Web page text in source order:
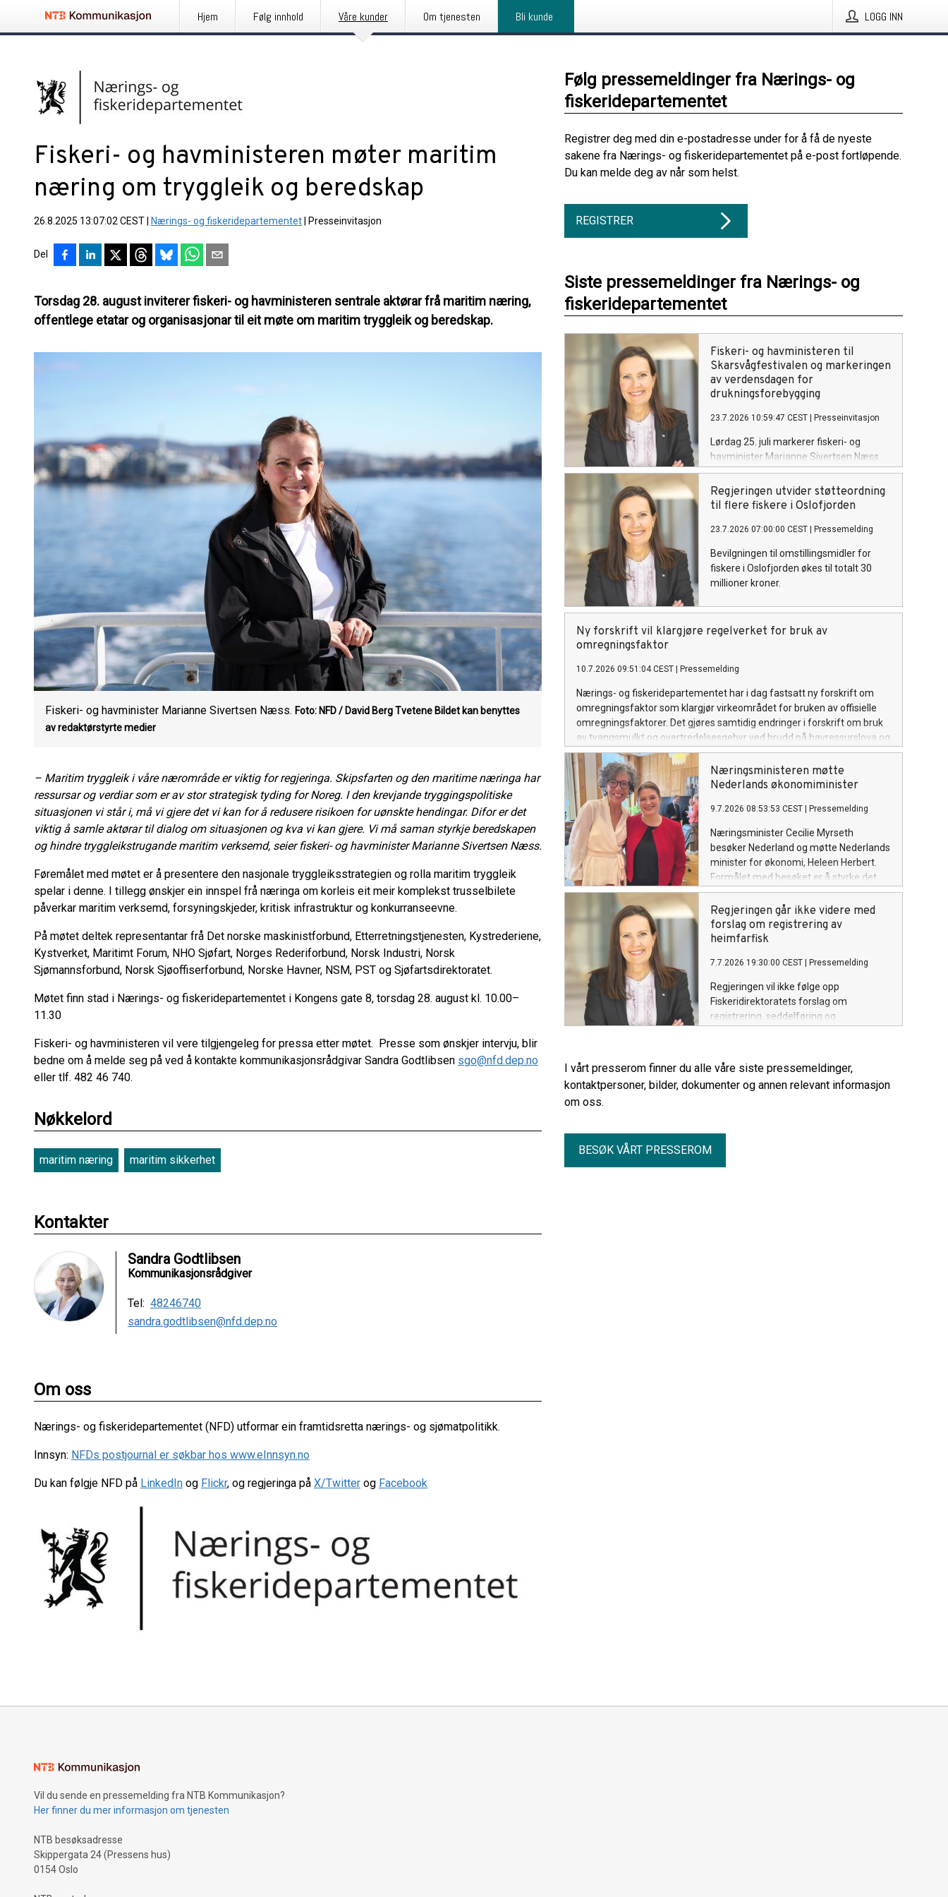
Hjem Følg innhold Våre kunder Om tjenesten Bli kunde LOGG INN
Fiskeri- og havministeren møter maritim
næring om tryggleik og beredskap
26.8.2025 13:07:02 CEST Nærings- og fiskeridepartementet Presseinvitasjon
Del
Torsdag 28. august inviterer fiskeri- og havministeren sentrale aktørar frå maritim næring,
offentlege etatar og organisasjonar til eit møte om maritim tryggleik og beredskap.
Fiskeri- og havminister Marianne Sivertsen Næss. Foto: NFD / David Berg Tvetene Bildet kan benyttes
av redaktørstyrte medier
– Maritim tryggleik i våre nærområde er viktig for regjeringa. Skipsfarten og den maritime næringa har
ressursar og verdiar som er av stor strategisk tyding for Noreg. I den krevjande tryggingspolitiske
situasjonen vi står i, må vi gjere det vi kan for å redusere risikoen for uønskte hendingar. Difor er det
viktig å samle aktørar til dialog om situasjonen og kva vi kan gjere. Vi må saman styrkje beredskapen
og hindre tryggleikstrugande maritim verksemd, seier fiskeri- og havminister Marianne Sivertsen Næss.
Føremålet med møtet er å presentere den nasjonale tryggleiksstrategien og rolla maritim tryggleik
spelar i denne. I tillegg ønskjer ein innspel frå næringa om korleis eit meir komplekst trusselbilete
påverkar maritim verksemd, forsyningskjeder, kritisk infrastruktur og konkurranseevne.
På møtet deltek representantar frå Det norske maskinistforbund, Etterretningstjenesten, Kystrederiene,
Kystverket, Maritimt Forum, NHO Sjøfart, Norges Rederiforbund, Norsk Industri, Norsk
Sjømannsforbund, Norsk Sjøoffiserforbund, Norske Havner, NSM, PST og Sjøfartsdirektoratet.
Møtet finn stad i Nærings- og fiskeridepartementet i Kongens gate 8, torsdag 28. august kl. 10.00–
11.30
Fiskeri- og havministeren vil vere tilgjengeleg for pressa etter møtet. Presse som ønskjer intervju, blir
bedne om å melde seg på ved å kontakte kommunikasjonsrådgivar Sandra Godtlibsen sgo@nfd.dep.no
eller tlf. 482 46 740.
Nøkkelord
maritim næring maritim sikkerhet
Kontakter
Sandra Godtlibsen
Kommunikasjonsrådgiver
Tel: 48246740
sandra.godtlibsen@nfd.dep.no
Om oss
Nærings- og fiskeridepartementet (NFD) utformar ein framtidsretta nærings- og sjømatpolitikk.
Innsyn: NFDs postjournal er søkbar hos www.eInnsyn.no
Du kan følgje NFD på LinkedIn og Flickr, og regjeringa på X/Twitter og Facebook
Følg pressemeldinger fra Nærings- og
fiskeridepartementet
Registrer deg med din e-postadresse under for å få de nyeste
sakene fra Nærings- og fiskeridepartementet på e-post fortløpende.
Du kan melde deg av når som helst.
REGISTRER
Siste pressemeldinger fra Nærings- og
fiskeridepartementet
Fiskeri- og havministeren til
Skarsvågfestivalen og markeringen
av verdensdagen for
drukningsforebygging
23.7.2026 10:59:47 CEST Presseinvitasjon
Lørdag 25. juli markerer fiskeri- og
havminister Marianne Sivertsen Næss
FNs verdensdag for forebygging av
drukning i Skarsvåg, verdens nordligste
fiskevær.
Regjeringen utvider støtteordning
til flere fiskere i Oslofjorden
23.7.2026 07:00:00 CEST Pressemelding
Bevilgningen til omstillingsmidler for
fiskere i Oslofjorden økes til totalt 30
millioner kroner.
Ny forskrift vil klargjøre regelverket for bruk av
omregningsfaktor
10.7.2026 09:51:04 CEST Pressemelding
Nærings- og fiskeridepartementet har i dag fastsatt ny forskrift om
omregningsfaktor som klargjør virkeområdet for bruken av offisielle
omregningsfaktorer. Det gjøres samtidig endringer i forskrift om bruk
av tvangsmulkt og overtredelsesgebyr ved brudd på havressurslova og
deltakerloven, i tråd med sanksjonsreglene i den nye forskriften.
Næringsministeren møtte
Nederlands økonomiminister
9.7.2026 08:53:53 CEST Pressemelding
Næringsminister Cecilie Myrseth
besøker Nederland og møtte Nederlands
minister for økonomi, Heleen Herbert.
Formålet med besøket er å styrke det
økonomiske samarbeidet mellom Norge
og Nederland og legge til rette for økt
handel, investeringer og
næringslivssamarbeid.
Regjeringen går ikke videre med
forslag om registrering av
heimfarfisk
7.7.2026 19:30:00 CEST Pressemelding
Regjeringen vil ikke følge opp
Fiskeridirektoratets forslag om
registrering, seddelføring og
for såkalt heimfarfisk eller kokfisk
videreføres.
I vårt presserom finner du alle våre siste pressemeldinger,
kontaktpersoner, bilder, dokumenter og annen relevant informasjon
om oss.
BESØK VÅRT PRESSEROM
Vil du sende en pressemelding fra NTB Kommunikasjon?
Her finner du mer informasjon om tjenesten
NTB besøksadresse
Skippergata 24 (Pressens hus)
0154 Oslo